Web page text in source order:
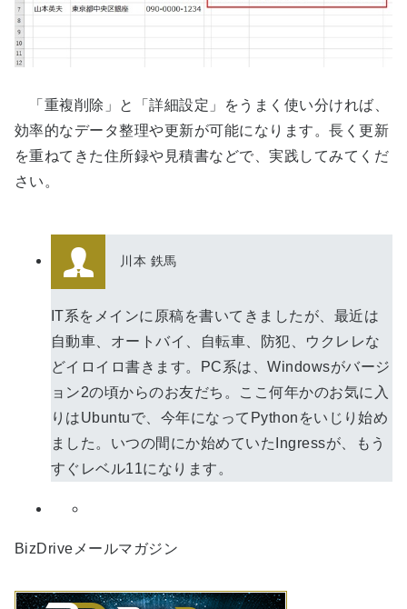
「重複削除」と「詳細設定」をうまく使い分ければ、
効率的なデータ整理や更新が可能になります。長く更新
を重ねてきた住所録や見積書などで、実践してみてくだ
さい。
川本 鉄馬
IT系をメインに原稿を書いてきましたが、最近は
自動車、オートバイ、自転車、防犯、ウクレレな
どイロイロ書きます。PC系は、Windowsがバージ
ョン2の頃からのお友だち。ここ何年かのお気に入
りはUbuntuで、今年になってPythonをいじり始め
ました。いつの間にか始めていたIngressが、もう
すぐレベル11になります。
BizDriveメールマガジン